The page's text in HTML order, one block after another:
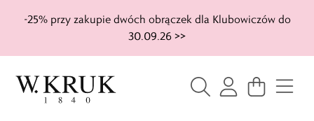
-25% przy zakupie dwóch obrączek dla Klubowiczów do
30.09.26 >>